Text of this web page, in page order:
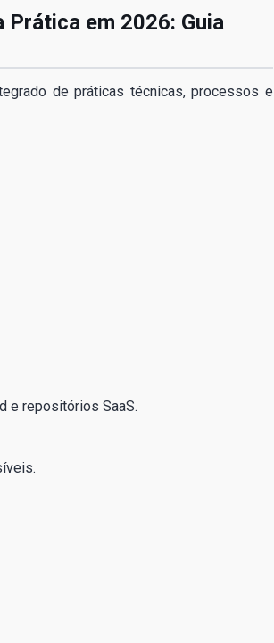
Prática em 2026: Guia
de práticas técnicas, processos e
e repositórios SaaS.